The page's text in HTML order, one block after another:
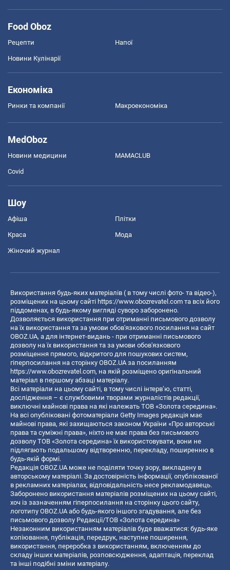
Food Oboz
Рецепти Напої
Новини Кулінарії
Економіка
Ринки та компанії Макроекономіка
MedOboz
Новини медицини MAMACLUB
Covid
Шоу
Афіша Плітки
Краса Мода
Жіночий журнал
Використання будь-яких матеріалів ( в тому числі фото- та відео-),
розміщених на цьому сайті https://www.obozrevatel.com та всіх його
піддоменах, в будь-якому вигляді суворо заборонено.
Дозволяється використання при отриманні письмового дозволу
на їх використання та за умови обов'язкового посилання на сайт
OBOZ.UA, а для інтернет-видань - при отриманні письмового
дозволу на їх використання та за умови обов'язкового
розміщення прямого, відкритого для пошукових систем,
гіперпосилання на сторінку OBOZ.UA за посиланням
https://www.obozrevatel.com, на якій розміщено оригінальний
матеріал в першому абзаці матеріалу.
Всі матеріали на цьому сайті, в тому числі інтерв’ю, статті,
дослідження – є службовими творами журналістів редакції,
виключні майнові права на які належать ТОВ «Золота середина».
На всі опубліковані фотоматеріали Getty Images редакція має
майнові права, які захищаються законом України «Про авторські
права та суміжні права», ніхто не має права без письмового
дозволу ТОВ «Золота середина» їх використовувати, вони не
підлягають подальшому відтворенню, перекладу, поширенню в
будь-якій формі.
Редакція OBOZ.UA може не поділяти точку зору, викладену в
авторському матеріалі. За достовірність інформації, опублікованої
в рекламних матеріалах, відповідальність несе рекламодавець.
Заборонено використання матеріалів розміщених на цьому сайті,
хоч із зазначенням гіперпосилання на сторінку цього сайту,
логотипу OBOZ.UA або будь-якого іншого згадування, але без
письмового дозволу Редакції/ТОВ «Золота середина»
Незаконним використанням матеріалів буде вважатися: будь-яке
копiювання, публiкацiя, передрук, наступне поширення,
використання, переробка з використанням, включенням до
складу інших матеріалів, розповсюдження, адаптація, переклад
та інші подібні зміни матеріалу.